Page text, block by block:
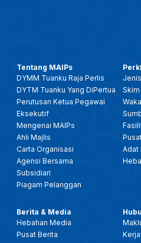
Tentang MAIPs
DYMM Tuanku Raja Perlis
DYTM Tuanku Yang DiPertua
Perutusan Ketua Pegawai
Eksekutif
Mengenai MAIPs
Ahli Majlis
Carta Organisasi
Agensi Bersama
Subsidiari
Piagam Pelanggan
Adat
Berita & Media
Hebahan Media
Pusat Berita